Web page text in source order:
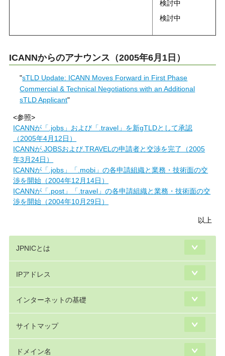
検討中
検討中
ICANNからのアナウンス（2005年6月1日）
"sTLD Update: ICANN Moves Forward in First Phase
Commercial & Technical Negotiations with an Additional
sTLD Applicant"
<参照>
ICANNが「.jobs」および「.travel」を新gTLDとして承認
（2005年4月12日）
ICANNが.JOBSおよび.TRAVELの申請者と交渉を完了（2005
年3月24日）
ICANNが「.jobs」「.mobi」の各申請組織と業務・技術面の交
渉を開始（2004年12月14日）
ICANNが「.post」「.travel」の各申請組織と業務・技術面の交
渉を開始（2004年10月29日）
以上
JPNICとは
IPアドレス
インターネットの基礎
サイトマップ
ドメイン名